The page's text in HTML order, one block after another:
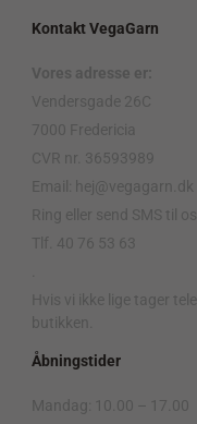
Kontakt VegaGarn
Vores adresse er:
Vendersgade 26C
7000 Fredericia
CVR nr. 36593989
Email: hej@vegagarn.dk
Ring eller send SMS til os
Tlf. 40 76 53 63
Hvis vi ikke lige tager
butikken.
Åbningstider
Mandag: 10.00 – 17.00